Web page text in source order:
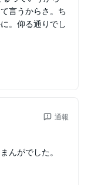
言うからさ。ち
。仰る通りでし
通報
んがでした。